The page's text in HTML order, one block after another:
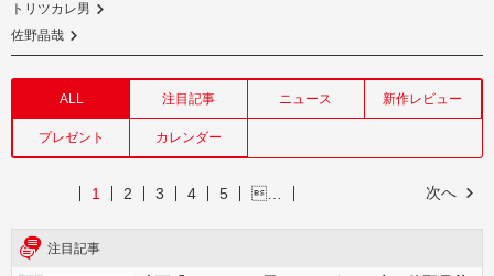
トリツカレ男
佐野晶哉
ALL 注目記事 ニュース 新作レビュー
プレゼント カレンダー
次へ
1 2 3 4 5 …
注目記事